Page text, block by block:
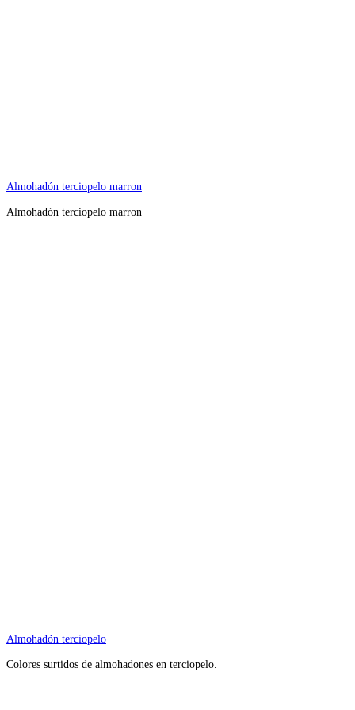
Almohadón terciopelo marron
Almohadón terciopelo marron
Almohadón terciopelo
Colores surtidos de almohadones en terciopelo.